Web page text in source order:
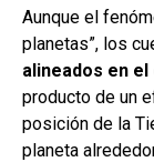
Aunque el
planetas”, los
alineados en el
producto de un
posición de la
planeta